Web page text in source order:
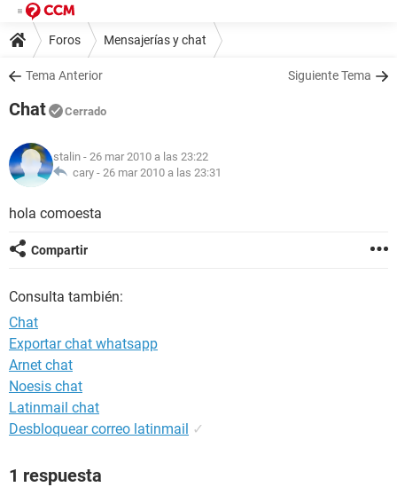
Foros Mensajerías y chat
Tema Anterior Siguiente Tema
Chat Cerrado
stalin - 26 mar 2010 a las 23:22
cary - 26 mar 2010 a las 23:31
hola comoesta
Compartir
Consulta también:
Chat
Exportar chat whatsapp
Arnet chat
Noesis chat
Latinmail chat
Desbloquear correo latinmail ✓
1 respuesta